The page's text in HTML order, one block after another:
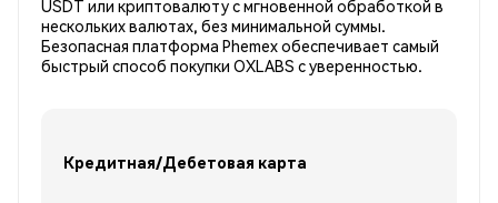
USDT или криптовалюту с мгновенной обработкой в
нескольких валютах, без минимальной суммы.
Безопасная платформа Phemex обеспечивает самый
быстрый способ покупки OXLABS с уверенностью.
Кредитная/Дебетовая карта